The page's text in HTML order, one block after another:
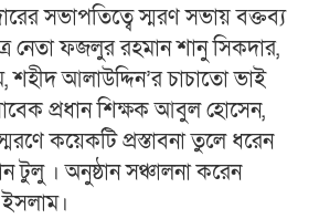
সভাপতিত্বে স্মরণ সভায় বক্তব্য
নেতা ফজলুর রহমান শানু সিকদার,
শহীদ আলাউদ্দিন’র চাচাতো ভাই
প্রধান শিক্ষক আবুল হোসেন,
কয়েকটি প্রস্তাবনা তুলে ধরেন
টুলু । অনুষ্ঠান সঞ্চালনা করেন